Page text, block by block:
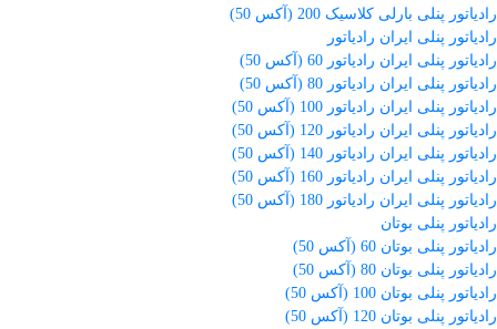
رادیاتور پنلی بارلی کلاسیک 200 (آکس 50)
رادیاتور پنلی ایران رادیاتور
رادیاتور پنلی ایران رادیاتور 60 (آکس 50)
رادیاتور پنلی ایران رادیاتور 80 (آکس 50)
رادیاتور پنلی ایران رادیاتور 100 (آکس 50)
رادیاتور پنلی ایران رادیاتور 120 (آکس 50)
رادیاتور پنلی ایران رادیاتور 140 (آکس 50)
رادیاتور پنلی ایران رادیاتور 160 (آکس 50)
رادیاتور پنلی ایران رادیاتور 180 (آکس 50)
رادیاتور پنلی بوتان
رادیاتور پنلی بوتان 60 (آکس 50)
رادیاتور پنلی بوتان 80 (آکس 50)
رادیاتور پنلی بوتان 100 (آکس 50)
رادیاتور پنلی بوتان 120 (آکس 50)